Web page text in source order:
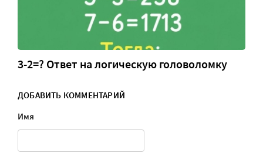
3-2=? Ответ на логическую головоломку
ДОБАВИТЬ КОММЕНТАРИЙ
Имя